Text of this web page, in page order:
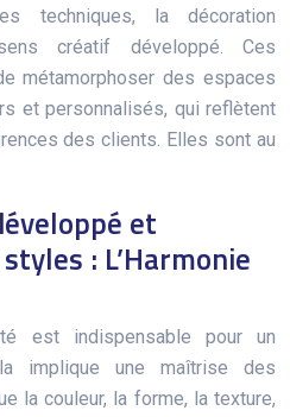
techniques, la décoration
créatif développé. Ces
métamorphoser des espaces
et personnalisés, qui reflètent
des clients. Elles sont au
et
: L’Harmonie
est indispensable pour un
implique une maîtrise des
la couleur, la forme, la texture,